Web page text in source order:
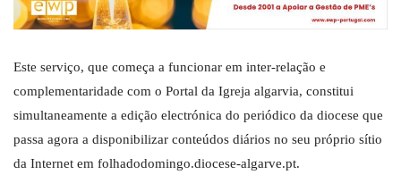
Este serviço, que começa a funcionar em inter-relação e
complementaridade com o Portal da Igreja algarvia, constitui
simultaneamente a edição electrónica do periódico da diocese que
passa agora a disponibilizar conteúdos diários no seu próprio sítio
da Internet em folhadodomingo.diocese-algarve.pt.